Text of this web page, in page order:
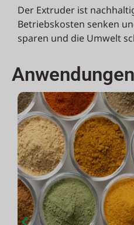
Der Extruder ist
Betriebskosten senken
sparen und die Umwelt
Anwendungen